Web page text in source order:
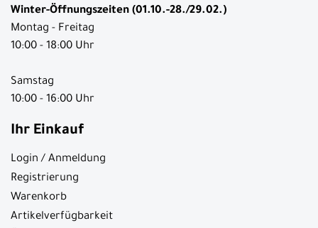
Winter-Öffnungszeiten (01.10.-28./29.02.)
Montag - Freitag
10:00 - 18:00 Uhr
Samstag
10:00 - 16:00 Uhr
Ihr Einkauf
Login / Anmeldung
Registrierung
Warenkorb
Artikelverfügbarkeit